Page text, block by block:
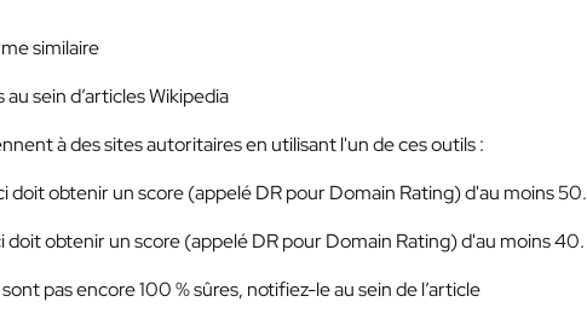
similaire
sein d’articles Wikipedia
à des sites autoritaires en utilisant l'un de ces outils :
obtenir un score (appelé DR pour Domain Rating) d'au moins 50.
obtenir un score (appelé DR pour Domain Rating) d'au moins 40.
pas encore 100 % sûres, notifiez-le au sein de l’article